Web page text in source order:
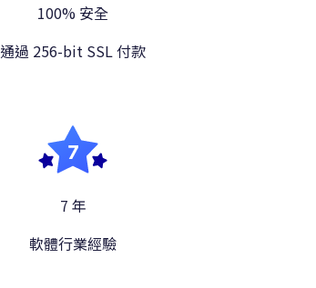
100% 安全
通過 256-bit SSL 付款
7 年
軟體行業經驗